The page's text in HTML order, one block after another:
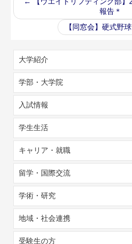
報告＊
【同窓会】硬式野
大学紹介
学部・大学院
入試情報
学生生活
キャリア・就職
留学・国際交流
学術・研究
地域・社会連携
受験生の方